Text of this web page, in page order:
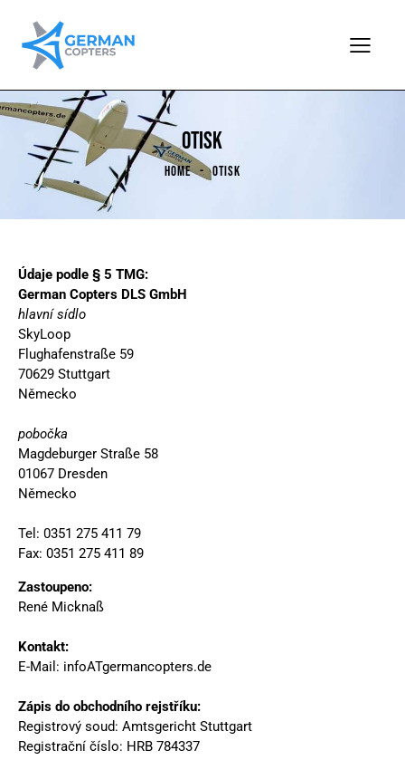
OTISK
HOME OTISK
Údaje podle § 5 TMG:
German Copters DLS GmbH
hlavní sídlo
SkyLoop
Flughafenstraße 59
70629 Stuttgart
Německo
pobočka
Magdeburger Straße 58
01067 Dresden
Německo
Tel: 0351 275 411 79
Fax: 0351 275 411 89
Zastoupeno:
René Micknaß
Kontakt:
E-Mail: infoATgermancopters.de
Zápis do obchodního rejstříku:
Registrový soud: Amtsgericht Stuttgart
Registrační číslo: HRB 784337